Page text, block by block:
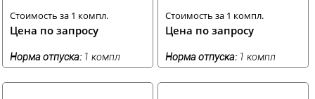
Стоимость за 1 компл.
Цена по запросу
Норма отпуска: 1 компл
Стоимость за 1 компл.
Цена по запросу
Норма отпуска: 1 компл